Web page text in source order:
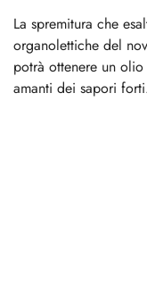
La spremitura che
organolettiche del
potrà ottenere un
amanti dei sapori